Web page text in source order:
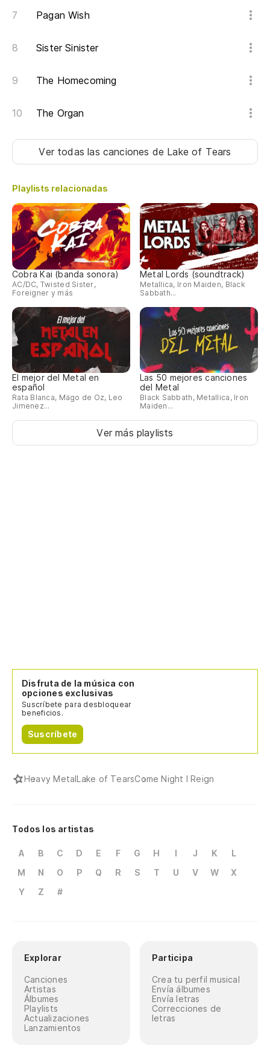
Pagan Wish
Sister Sinister
The Homecoming
The Organ
Ver todas las canciones de Lake of Tears
Playlists relacionadas
Cobra Kai (banda sonora)
AC/DC, Twisted Sister,
Foreigner y más
Metal Lords (soundtrack)
Metallica, Iron Maiden, Black
Sabbath...
El mejor del Metal en
español
Rata Blanca, Mägo de Oz, Leo
Jimenez...
Las 50 mejores canciones
del Metal
Black Sabbath, Metallica, Iron
Maiden...
Ver más playlists
Disfruta de la música con
opciones exclusivas
Suscríbete para desbloquear
beneficios.
Suscríbete
Heavy MetalLake of TearsCome Night I Reign
Todos los artistas
A B C D E F G H I J K
L
M
N O P Q R S T U V W
X
Y
Z #
Explorar
Canciones
Artistas
Álbumes
Playlists
Actualizaciones
Lanzamientos
Participa
Crea tu perfil musical
Envía álbumes
Envía letras
Correcciones de
letras